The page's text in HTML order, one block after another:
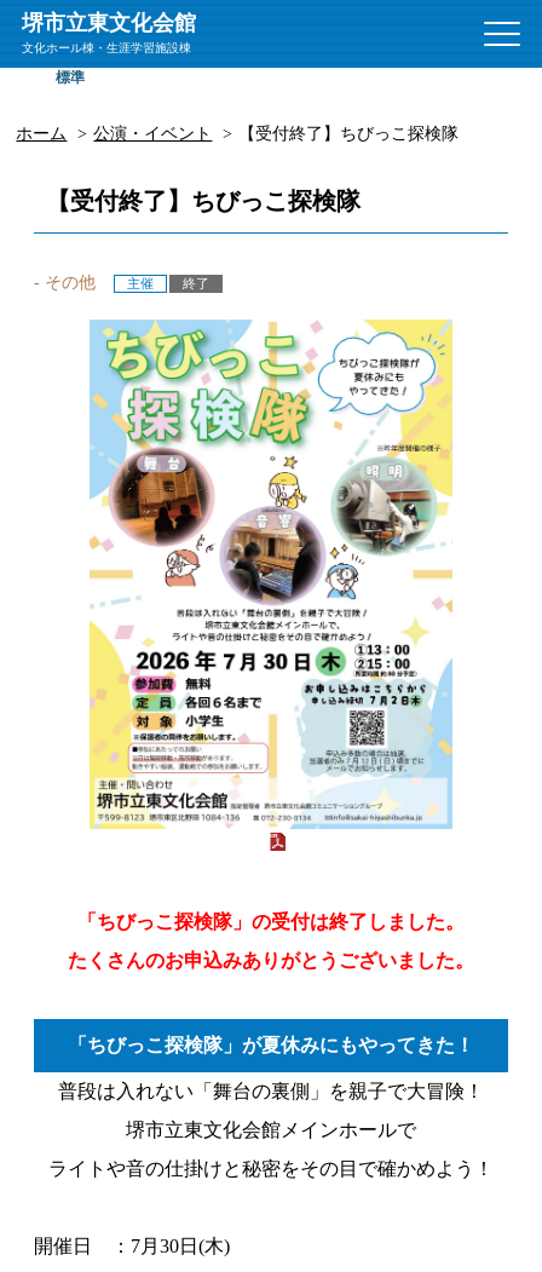
堺市立東文化会館
文化ホール棟・生涯学習施設棟
標準
ホーム 公演・イベント 【受付終了】ちびっこ探検隊
【受付終了】ちびっこ探検隊
- その他 主催 終了
「ちびっこ探検隊」の受付は終了しました。
たくさんのお申込みありがとうございました。
「ちびっこ探検隊」が夏休みにもやってきた！
普段は入れない「舞台の裏側」を親子で大冒険！
堺市立東文化会館メインホールで
ライトや音の仕掛けと秘密をその目で確かめよう！
開催日 ：7月30日(木)